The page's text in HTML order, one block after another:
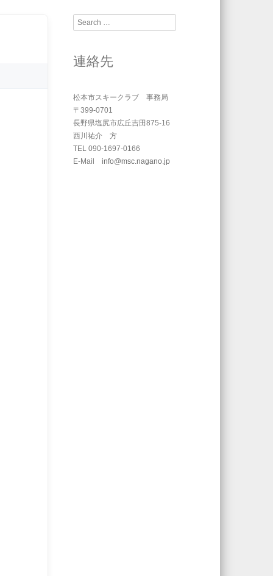
Search
連絡先
松本市スキークラブ 事務局
〒399-0701
長野県塩尻市広丘吉田875-16
西川祐介 方
TEL 090-1697-0166
E-Mailinfo@msc.nagano.jp